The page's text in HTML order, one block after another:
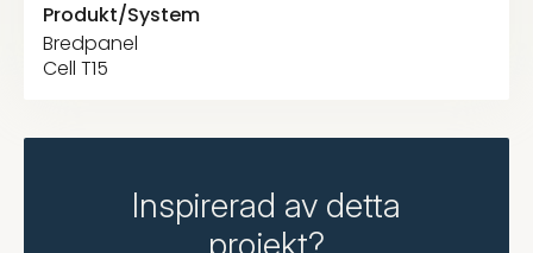
Produkt/System
Bredpanel
Cell T15
Inspirerad av detta
projekt?